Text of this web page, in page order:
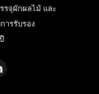
รจุผักผลไม้ และ
ารรับรอง